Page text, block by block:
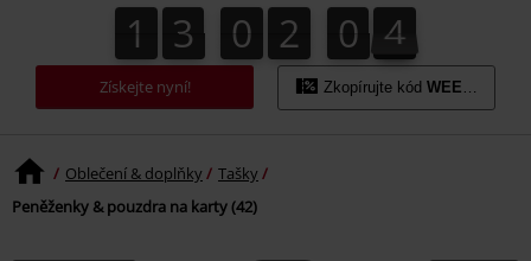
pro
hráče,
Alternativní
móda
1
1 3
3 0
0 2
2 0
1
0 3
4
3
5
4
Získejte nyní! Zkopírujte kód WEEKEND
Oblečení & doplňky
Tašky
Peněženky & pouzdra na karty (42)